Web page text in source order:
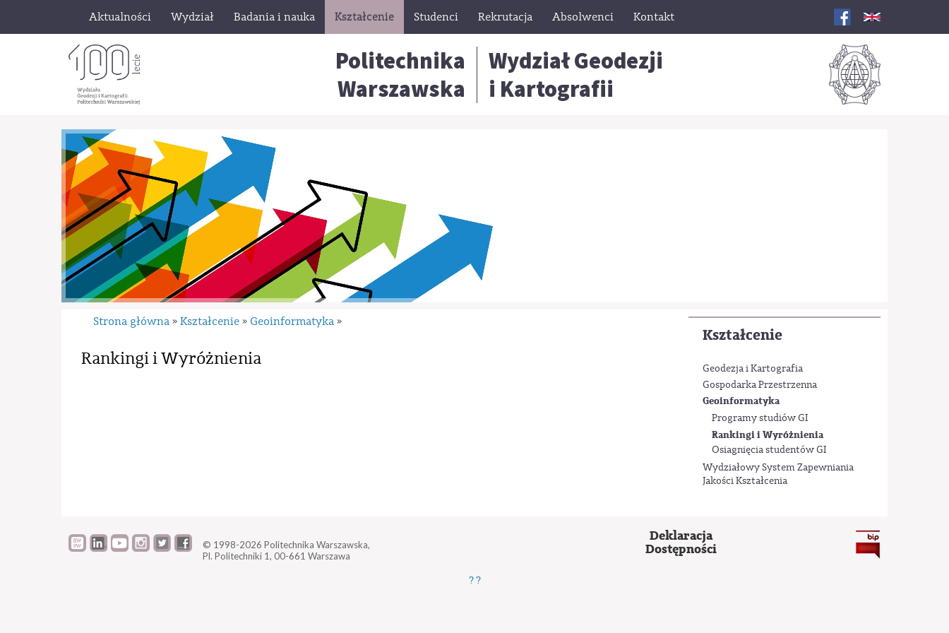
Aktualności Wydział Badania i nauka Kształcenie Studenci Rekrutacja Absolwenci Kontakt
Politechnika
Warszawska
Wydział Geodezji
i Kartografii
Kształcenie
Geodezja i Kartografia
Gospodarka Przestrzenna
Geoinformatyka
Programy studiów GI
Rankingi i Wyróżnienia
Osiagnięcia studentów GI
Wydziałowy System Zapewniania
Jakości Kształcenia
Strona główna » Kształcenie » Geoinformatyka »
Rankingi i Wyróżnienia
© 1998-2026 Politechnika Warszawska,
Pl. Politechniki 1, 00-661 Warszawa
Deklaracja
Dostępności
??